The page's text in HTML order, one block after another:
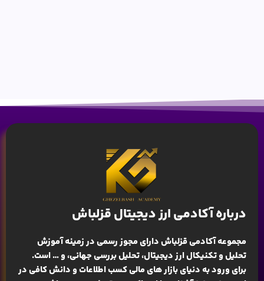
درباره آکادمی ارز دیجیتال قزلباش
مجموعه آکادمی قزلباش دارای مجوز رسمی در زمینهآموزش
تحلیل و تکنیکال ارز دیجیتال، تحلیل بررسی جهانی، و … است.
برای ورود به دنیای بازار های مالی کسب اطلاعات و دانش کافی در